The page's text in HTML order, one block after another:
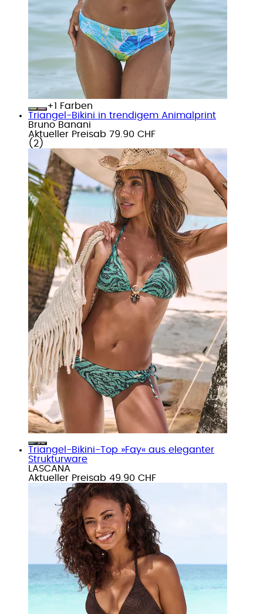
+
Farben
Triangel-Bikini in trendigem Animalprint
Bruno Banani
Aktueller Preisab 79.90 CHF
( 2 )
Triangel-Bikini-Top »Fay« aus eleganter
Strukturware
LASCANA
Aktueller Preisab 49.90 CHF